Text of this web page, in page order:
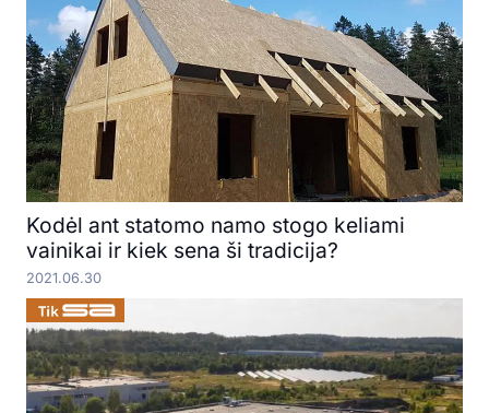
Kodėl ant statomo namo stogo keliami
vainikai ir kiek sena ši tradicija?
2021.06.30